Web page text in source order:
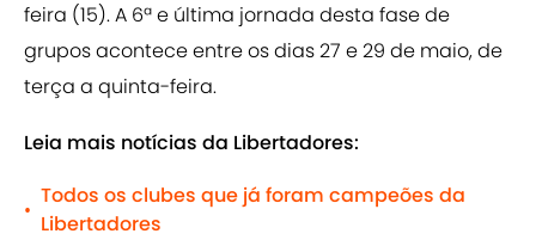
feira (15). A 6ª e última jornada desta fase de
grupos acontece entre os dias 27 e 29 de maio, de
terça a quinta-feira.
Leia mais notícias da Libertadores:
•
Todos os clubes que já foram campeões da
Libertadores